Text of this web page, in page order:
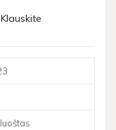
Klauskite